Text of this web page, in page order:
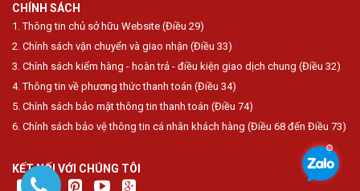
CHÍNH SÁCH
1. Thông tin chủ sở hữu Website (Điều 29)
2. Chính sách vận chuyển và giao nhận (Điều 33)
3. Chính sách kiểm hàng - hoàn trả - điều kiện giao dịch chung (Điều 32)
4. Thông tin về phương thức thanh toán (Điều 34)
5. Chính sách bảo mật thông tin thanh toán (Điều 74)
6. Chính sách bảo vệ thông tin cá nhân khách hàng (Điều 68 đến Điều 73)
KẾT NỐI VỚI CHÚNG TÔI